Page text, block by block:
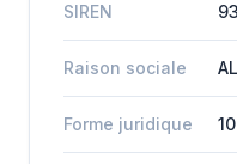
SIREN
Raison sociale
Forme juridique